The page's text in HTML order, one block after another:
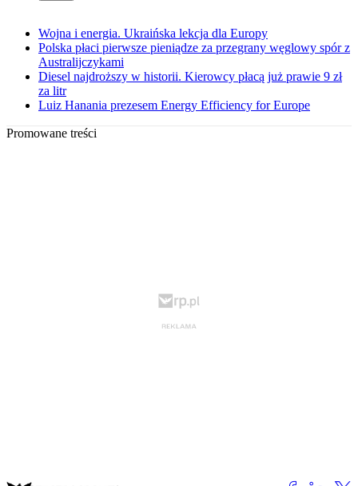
Wojna i energia. Ukraińska lekcja dla Europy
Polska płaci pierwsze pieniądze za przegrany węglowy spór z
Australijczykami
Diesel najdroższy w historii. Kierowcy płacą już prawie 9 zł
za litr
Luiz Hanania prezesem Energy Efficiency for Europe
Promowane treści